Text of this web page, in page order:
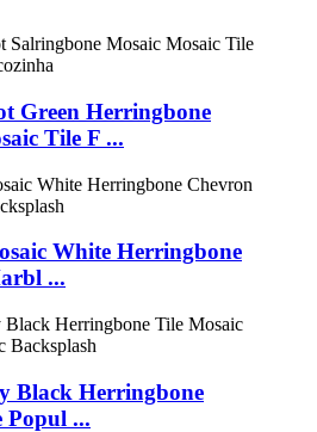
Green Herringbone
Tile F ...
White Herringbone
...
Black Herringbone
Popul ...